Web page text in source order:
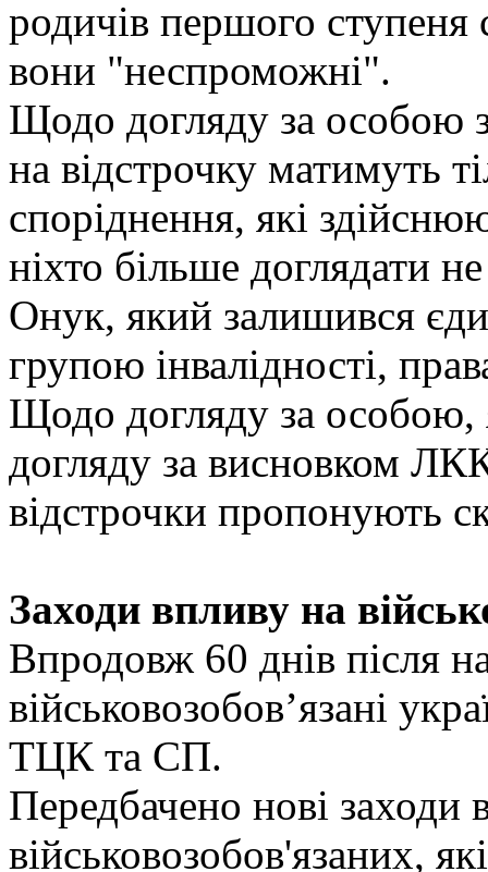
родичів першого ступеня
вони "неспроможні".
Щодо догляду за особою з
на відстрочку матимуть
споріднення, які
ніхто більше доглядати
Онук, який залишився
групою інвалідності,
Щодо догляду за особою,
догляду за висновком
відстрочки пропонують
Заходи впливу на
Впродовж 60 днів після
військовозобов’язані
ТЦК та СП.
Передбачено нові заходи
військовозобов'язаних,